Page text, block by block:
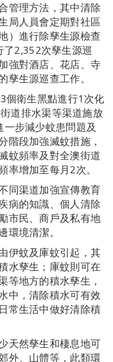
管理方法，其中清除
局人員會定期對社區
）進行除孳生源檢查
2,352次孳生源巡
強對酒店、花店、寺
孳生源巡查工作。
個衛生黑點進行1次化
道排水渠等渠道施放
步減少蚊患問題及
階段加強滅蚊措施，
蚊頻率及對全澳街道
率增加至每月2次。
同渠道加強宣傳教育
病的知識、個人清除
市民、商戶及私有地
環境清潔。
伊蚊及庫蚊引起，其
水孳生；庫蚊則可在
等地方的積水孳生，
中，清除積水可有效
常生活中做好清除積
天然孳生和棲息地可
外、山體等，此類環